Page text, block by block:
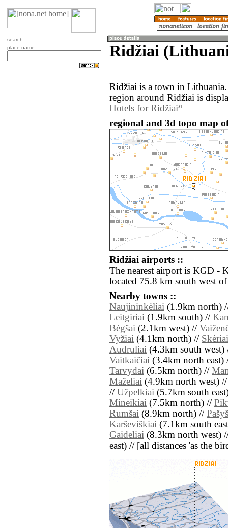
search
place name
Ridžiai
Ridžiai is a town in
region around Ridžiai is
Hotels for Ridžiai
regional and 3d topo map
Ridžiai airports ::
The nearest airport is KGD -
located 75.8 km south west
Nearby towns ::
Naujininkėliai (1.9km north)
Leitgiriai (1.9km south) //
Bėgšai (2.1km west) //
Vyžiai (4.1km north) // Skėriai
Audruliai (4.3km south
Vaitkaičiai (3.4km north
Tarvydai (6.5km north) //
Maželiai (4.9km north west)
// Užpelkiai (5.7km south
Mineikiai (7.5km north) //
Rumšai (8.9km north) //
Karševiškiai (7.1km south
Gaideliai (8.3km north west)
east) // [all distances 'as the